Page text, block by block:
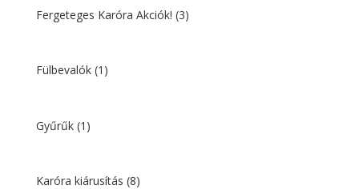
Fergeteges Karóra Akciók! (3)
Fülbevalók (1)
Gyűrűk (1)
Karóra kiárusítás (8)